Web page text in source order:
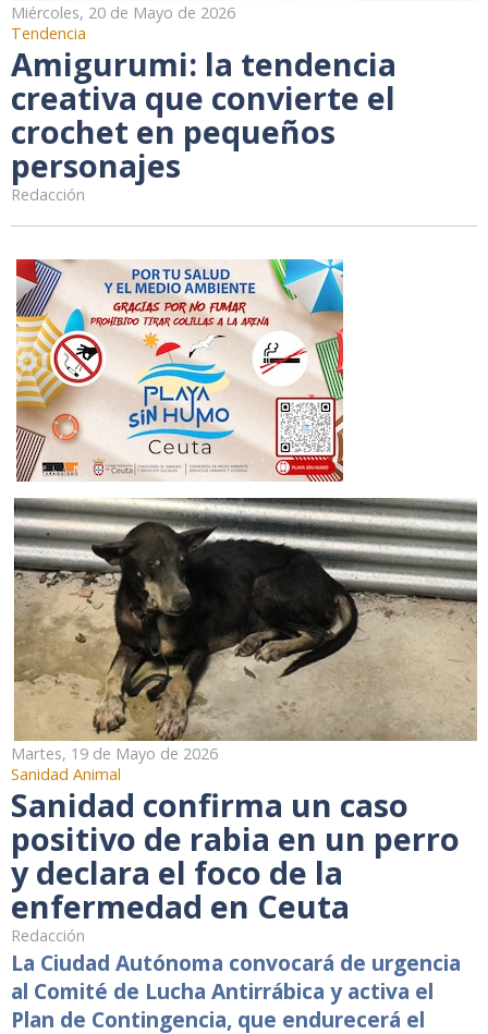
Miércoles, 20 de Mayo de 2026
Tendencia
Amigurumi: la tendencia
creativa que convierte el
crochet en pequeños
personajes
Redacción
Martes, 19 de Mayo de 2026
Sanidad Animal
Sanidad confirma un caso
positivo de rabia en un perro
y declara el foco de la
enfermedad en Ceuta
Redacción
La Ciudad Autónoma convocará de urgencia
al Comité de Lucha Antirrábica y activa el
Plan de Contingencia, que endurecerá el